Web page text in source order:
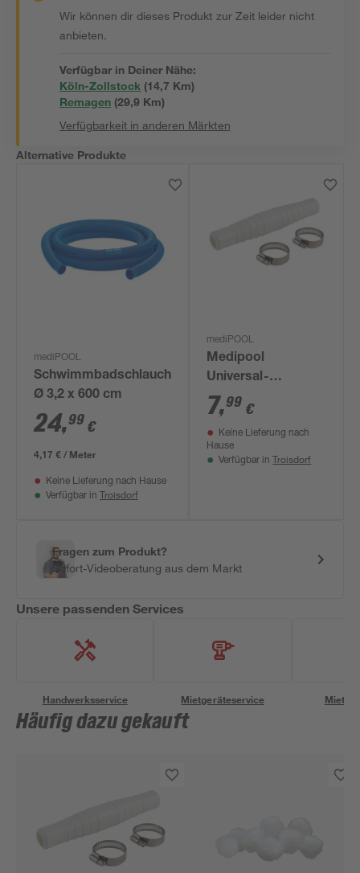
Wir können dir dieses Produkt zur Zeit leider nicht
anbieten.
Verfügbar in Deiner Nähe:
Köln-Zollstock (14,7 Km)
Remagen (29,9 Km)
Verfügbarkeit in anderen Märkten
Alternative Produkte
mediPOOL
Schwimmbadschlauch
Ø 3,2 x 600 cm
24,99 €
4,17 € / Meter
Keine Lieferung nach Hause
Verfügbar in Troisdorf
mediPOOL
Medipool
Universal-
Schlauchtülle mit 2
Schellen Ø 32 und
38 mm
7,99 €
Keine Lieferung nach
Hause
Verfügbar in Troisdorf
Fragen zum Produkt?
Sofort-Videoberatung aus dem Markt
Unsere passenden Services
Handwerksservice Mietgeräteservice
Häufig dazu gekauft